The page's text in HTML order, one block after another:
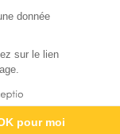
donnée
sur le lien
pour moi